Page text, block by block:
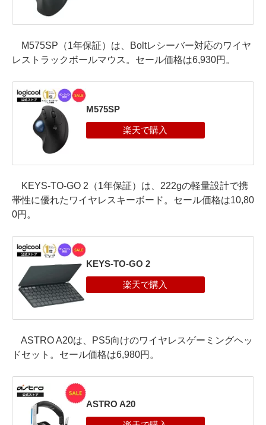
M575SP（1年保証）は、Boltレシーバー対応のワイヤ
レストラックボールマウス。セール価格は6,930円。
M575SP
KEYS-TO-GO 2（1年保証）は、222gの軽量設計で携
帯性に優れたワイヤレスキーボード。セール価格は10,80
0円。
KEYS-TO-GO 2
ASTRO A20は、PS5向けのワイヤレスゲーミングヘッ
ドセット。セール価格は6,980円。
ASTRO A20